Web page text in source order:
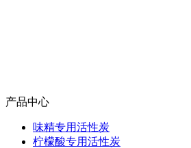
产品中心
味精专用活性炭
柠檬酸专用活性炭